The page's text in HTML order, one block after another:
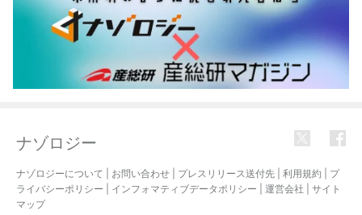
ナゾロジー
ナゾロジーについて お問い合わせ プレスリリース送付先 利用規約
プ
ライバシーポリシー
インフォマティブデータポリシー 運営会社
サイト
マップ